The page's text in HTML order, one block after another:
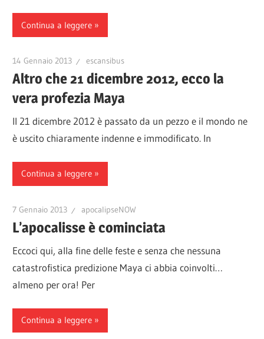
Continua a leggere
14 Gennaio 2013 escansibus
Altro che 21 dicembre 2012, ecco la
vera profezia Maya
Il 21 dicembre 2012 è passato da un pezzo e il mondo ne
è uscito chiaramente indenne e immodificato. In
Continua a leggere
7 Gennaio 2013 apocalipseNOW
L’apocalisse è cominciata
Eccoci qui, alla fine delle feste e senza che nessuna
catastrofistica predizione Maya ci abbia coinvolti…
almeno per ora! Per
Continua a leggere